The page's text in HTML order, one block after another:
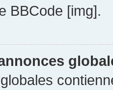
BBCode [img].